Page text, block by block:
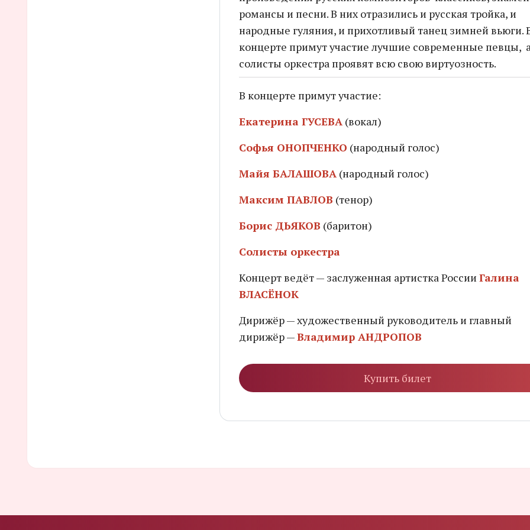
романсы и песни. В них отразились и русская тройка, и
народные гуляния, и прихотливый танец зимней вьюги.
концерте примут участие лучшие современные певцы,
солисты оркестра проявят всю свою виртуозность.
В концерте примут участие:
Екатерина ГУСЕВА (вокал)
Софья ОНОПЧЕНКО (народный голос)
Майя БАЛАШОВА (народный голос)
Максим ПАВЛОВ (тенор)
Борис ДЬЯКОВ (баритон)
Солисты оркестра
Концерт ведёт — заслуженная артистка России Галина
ВЛАСЁНОК
Дирижёр — художественный руководитель и главный
дирижёр —Владимир АНДРОПОВ
Купить билет